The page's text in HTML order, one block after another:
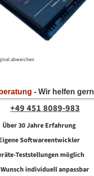
abweichen
- Wir helfen gern
+49 451 8089-983
Über 30 Jahre Erfahrung
Softwareentwickler
Teststellungen möglich
individuell anpassbar